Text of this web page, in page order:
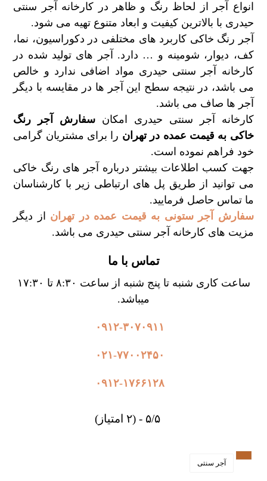
انواع آجر از لحاظ رنگ و ظاهر در کارخانه آجر سنتی
حیدری با بالاترین کیفیت و ابعاد متنوع تهیه می شود.
آجر رنگ خاکی کاربرد های مختلفی در دکوراسیون، نما،
کف، دیوار، شومینه و … دارد. آجر های تولید شده در
کارخانه آجر سنتی حیدری مواد اضافی ندارد و خالص
می باشد، در نتیجه سطح این آجر ها در مقایسه با دیگر
آجر ها صاف می باشد.
کارخانه آجر سنتی حیدری امکان سفارش آجر رنگ
خاکی به قیمت عمده در تهران را برای مشتریان گرامی
خود فراهم نموده است.
جهت کسب اطلاعات بیشتر درباره آجر های رنگ خاکی
می توانید از طریق پل های ارتباطی زیر با کارشناسان
ما تماس حاصل فرمایید.
سفارش آجر ستونی به قیمت عمده در تهران از دیگر
مزیت های کارخانه آجر سنتی حیدری می باشد.
تماس با ما
ساعت کاری شنبه تا پنج شنبه از ساعت ۸:۳۰ تا ۱۷:۳۰
میباشد.
۰۹۱۲-۳۰۷۰۹۱۱
۰۲۱-۷۷۰۰۲۴۵۰
۰۹۱۲-۱۷۶۶۱۲۸
۵/۵ - (۲ امتیاز)
آجر سنتی